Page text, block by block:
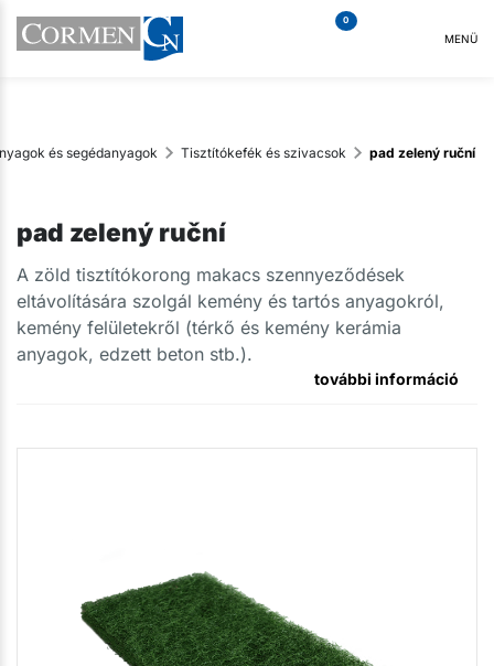
0
MENÜ
és segédanyagok Tisztítókefék és szivacsok pad zelený ruční
pad zelený ruční
A zöld tisztítókorong makacs szennyeződések
eltávolítására szolgál kemény és tartós anyagokról,
kemény felületekről (térkő és kemény kerámia
anyagok, edzett beton stb.).
további információ